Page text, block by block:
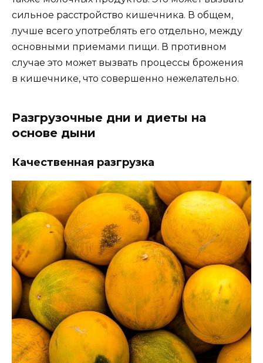
сильное расстройство кишечника. В общем,
лучше всего употреблять его отдельно, между
основными приемами пищи. В противном
случае это может вызвать процессы брожения
в кишечнике, что совершенно нежелательно.
Разгрузочные дни и диеты на
основе дыни
Качественная разгрузка